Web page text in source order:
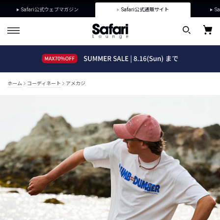
Safari公式ウェブマガジン Safari公式通販サイト
ホーム コーディネート アメカジ